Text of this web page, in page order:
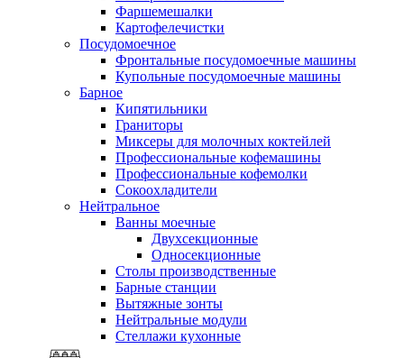
Фаршемешалки
Картофелечистки
Посудомоечное
Фронтальные посудомоечные машины
Купольные посудомоечные машины
Барное
Кипятильники
Граниторы
Миксеры для молочных коктейлей
Профессиональные кофемашины
Профессиональные кофемолки
Сокоохладители
Нейтральное
Ванны моечные
Двухсекционные
Односекционные
Столы производственные
Барные станции
Вытяжные зонты
Нейтральные модули
Стеллажи кухонные